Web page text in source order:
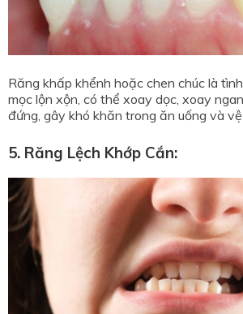
Răng khấp khểnh hoặc chen chúc là
mọc lộn xộn, có thể xoay dọc, xoay
đứng, gây khó khăn trong ăn uống và
5. Răng Lệch Khớp Cắn: